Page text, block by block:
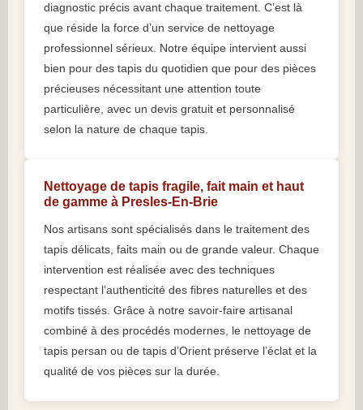
diagnostic précis avant chaque traitement. C’est là
que réside la force d’un service de nettoyage
professionnel sérieux. Notre équipe intervient aussi
bien pour des tapis du quotidien que pour des pièces
précieuses nécessitant une attention toute
particulière, avec un devis gratuit et personnalisé
selon la nature de chaque tapis.
Nettoyage de tapis fragile, fait main et haut
de gamme à Presles-En-Brie
Nos artisans sont spécialisés dans le traitement des
tapis délicats, faits main ou de grande valeur. Chaque
intervention est réalisée avec des techniques
respectant l’authenticité des fibres naturelles et des
motifs tissés. Grâce à notre savoir-faire artisanal
combiné à des procédés modernes, le nettoyage de
tapis persan ou de tapis d’Orient préserve l’éclat et la
qualité de vos pièces sur la durée.